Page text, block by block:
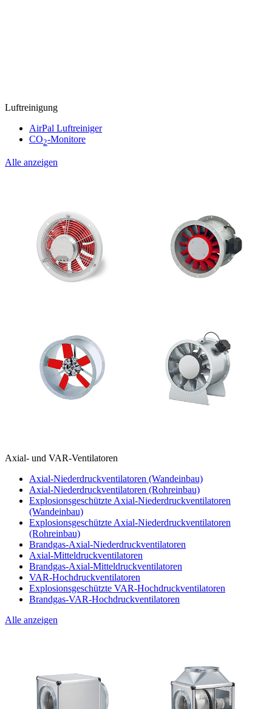
Luftreinigung
AirPal Luftreiniger
CO2-Monitore
Alle anzeigen
Axial- und VAR-Ventilatoren
Axial-Niederdruckventilatoren (Wandeinbau)
Axial-Niederdruckventilatoren (Rohreinbau)
Explosionsgeschützte Axial-Niederdruckventilatoren
(Wandeinbau)
Explosionsgeschützte Axial-Niederdruckventilatoren
(Rohreinbau)
Brandgas-Axial-Niederdruckventilatoren
Axial-Mitteldruckventilatoren
Brandgas-Axial-Mitteldruckventilatoren
VAR-Hochdruckventilatoren
Explosionsgeschützte VAR-Hochdruckventilatoren
Brandgas-VAR-Hochdruckventilatoren
Alle anzeigen